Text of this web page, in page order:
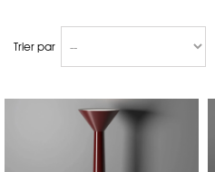
Trier par